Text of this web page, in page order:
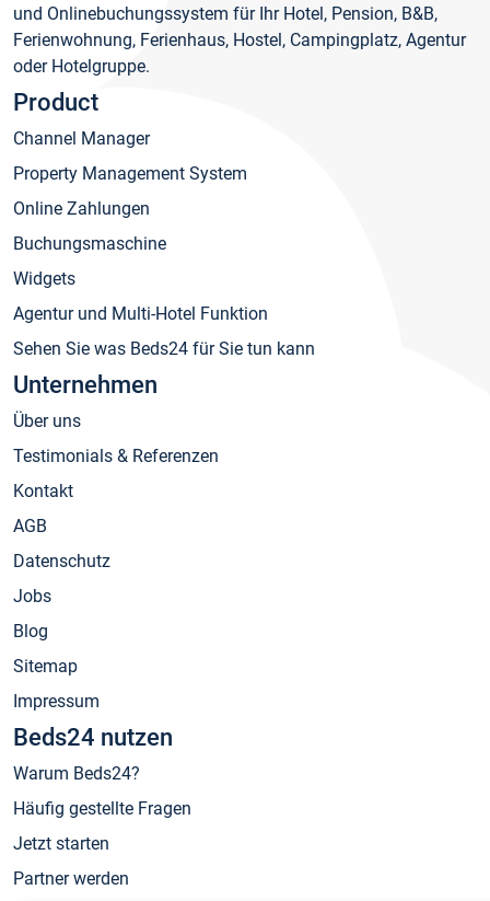
und Onlinebuchungssystem für Ihr Hotel, Pension, B&B,
Ferienwohnung, Ferienhaus, Hostel, Campingplatz, Agentur
oder Hotelgruppe.
Product
Channel Manager
Property Management System
Online Zahlungen
Buchungsmaschine
Widgets
Agentur und Multi-Hotel Funktion
Sehen Sie was Beds24 für Sie tun kann
Unternehmen
Über uns
Testimonials & Referenzen
Kontakt
AGB
Datenschutz
Jobs
Blog
Sitemap
Impressum
Beds24 nutzen
Warum Beds24?
Häufig gestellte Fragen
Jetzt starten
Partner werden